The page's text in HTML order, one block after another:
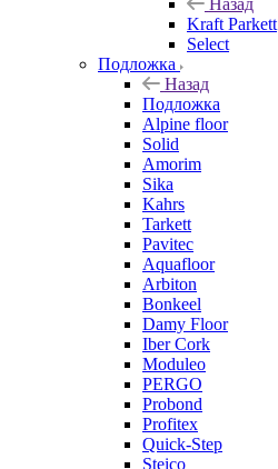
Назад
Kraft Parkett
Select
Подложка
Назад
Подложка
Alpine floor
Solid
Amorim
Sika
Kahrs
Tarkett
Pavitec
Aquafloor
Arbiton
Bonkeel
Damy Floor
Iber Cork
Moduleo
PERGO
Probond
Profitex
Quick-Step
Steico